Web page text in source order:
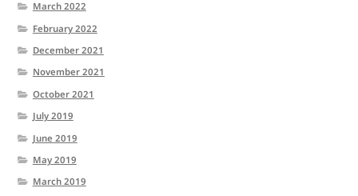
March 2022
February 2022
December 2021
November 2021
October 2021
July 2019
June 2019
May 2019
March 2019